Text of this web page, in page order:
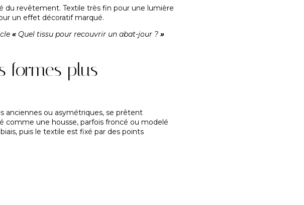
du revêtement. Textile très fin pour une lumière
un effet décoratif marqué.
« Quel tissu pour recouvrir un abat-jour ? »
formes plus
anciennes ou asymétriques, se prêtent
comme une housse, parfois froncé ou modelé
puis le textile est fixé par des points